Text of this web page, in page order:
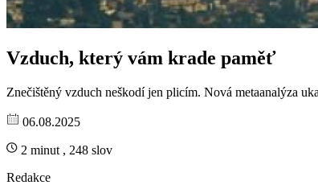
Vzduch, který vám krade paměť
Znečištěný vzduch neškodí jen plicím. Nová metaanalýza
06.08.2025
2 minut , 248 slov
Redakce